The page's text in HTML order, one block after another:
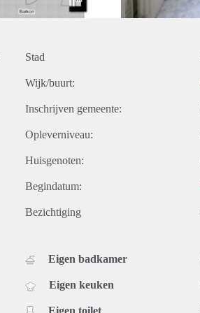
Stad
Wijk/buurt:
Inschrijven gemeente:
Opleverniveau:
Huisgenoten:
Begindatum:
Bezichtiging
Eigen badkamer
Eigen keuken